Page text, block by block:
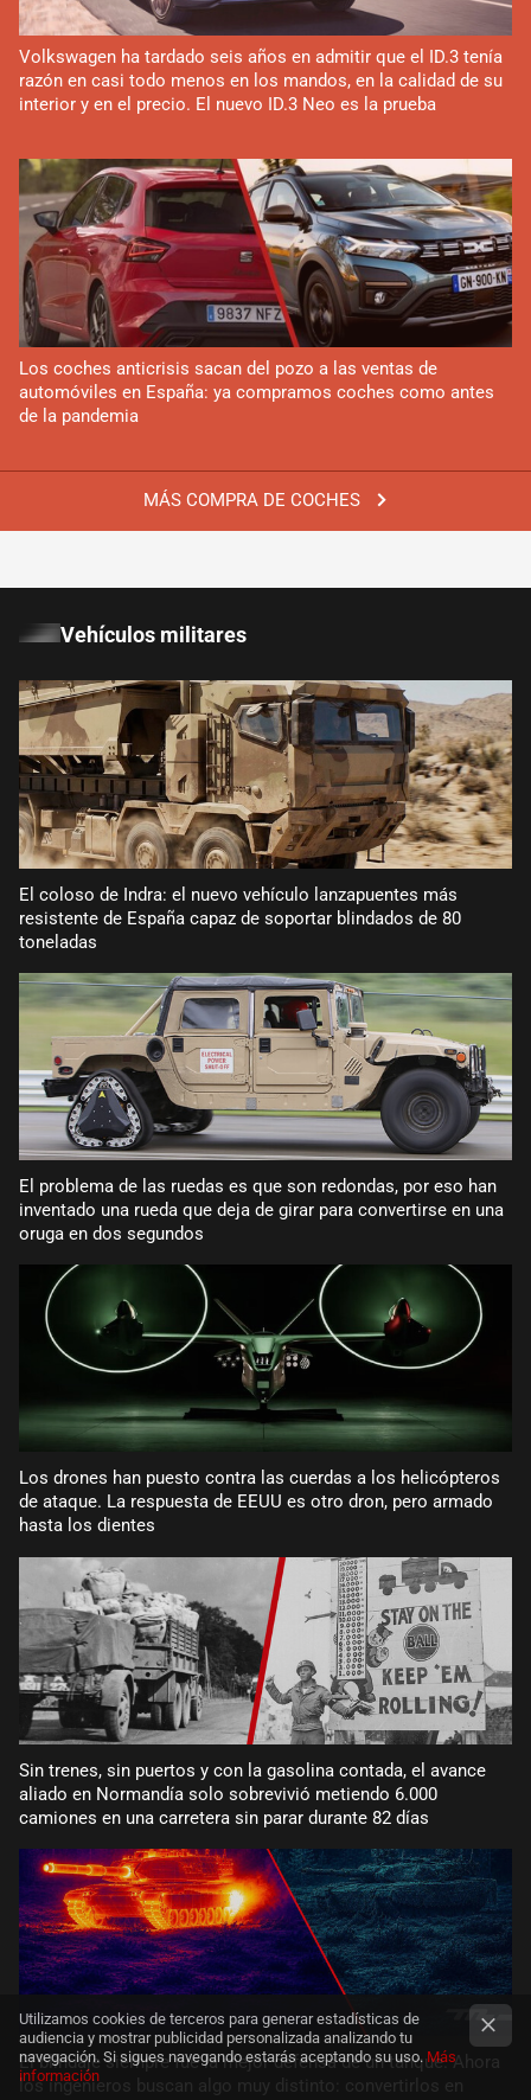
MÁS COMPRA DE COCHES
Volkswagen ha tardado seis años en admitir que el ID.3 tenía
razón en casi todo menos en los mandos, en la calidad de su
interior y en el precio. El nuevo ID.3 Neo es la prueba
Los coches anticrisis sacan del pozo a las ventas de
automóviles en España: ya compramos coches como antes
de la pandemia
Vehículos militares
El coloso de Indra: el nuevo vehículo lanzapuentes más
resistente de España capaz de soportar blindados de 80
toneladas
El problema de las ruedas es que son redondas, por eso han
inventado una rueda que deja de girar para convertirse en una
oruga en dos segundos
Los drones han puesto contra las cuerdas a los helicópteros
de ataque. La respuesta de EEUU es otro dron, pero armado
hasta los dientes
Sin trenes, sin puertos y con la gasolina contada, el avance
aliado en Normandía solo sobrevivió metiendo 6.000
camiones en una carretera sin parar durante 82 días
El blindaje siempre fue la mejor defensa de un tanque. Ahora
los ingenieros buscan algo muy distinto: convertirlos en
Utilizamos cookies de terceros para generar estadísticas de
audiencia y mostrar publicidad personalizada analizando tu
navegación. Si sigues navegando estarás aceptando su uso.Más
información